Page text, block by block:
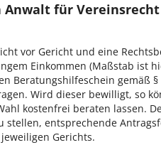
für
vor Gericht und eine
Einkommen (Maßstab ist
Beratungshilfeschein gemäß §
Wird dieser bewilligt, so
kostenfrei beraten lassen.
stellen, entsprechende
Gerichts.